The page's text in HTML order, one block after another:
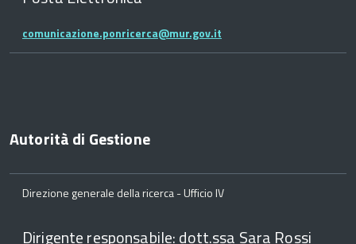
comunicazione.ponricerca@mur.gov.it
Autorità di Gestione
Direzione generale della ricerca - Ufficio IV
Dirigente responsabile: dott.ssa Sara Rossi